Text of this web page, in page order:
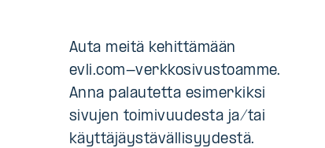
Auta meitä kehittämään
evli.com-verkkosivustoamme.
Anna palautetta esimerkiksi
sivujen toimivuudesta ja/tai
käyttäjäystävällisyydestä.